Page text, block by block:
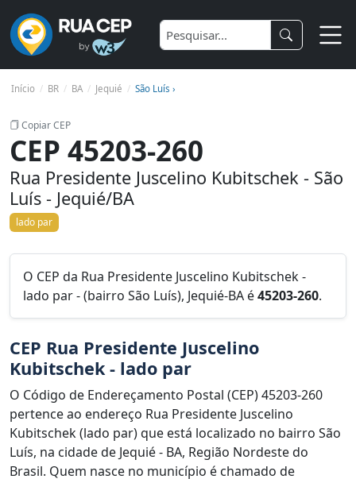
Início BR BA Jequié São Luís ›
Copiar CEP
CEP 45203-260
Rua Presidente Juscelino Kubitschek - São
Luís - Jequié/BA
lado par
O CEP da Rua Presidente Juscelino Kubitschek -
lado par - (bairro São Luís), Jequié-BA é45203-260.
CEP Rua Presidente Juscelino
Kubitschek - lado par
O Código de Endereçamento Postal (CEP) 45203-260
pertence ao endereço Rua Presidente Juscelino
Kubitschek (lado par) que está localizado no bairro São
Luís, na cidade de Jequié - BA, Região Nordeste do
Brasil. Quem nasce no município é chamado de